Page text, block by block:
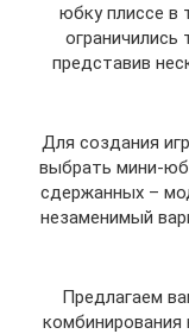
юбку плиссе в
представив
Для создания
выбрать мини-
сдержанных –
незаменимый
Предлагаем